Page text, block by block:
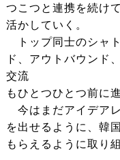
つこつと連携を続け
活かしていく。
トップ同士のシャ
ド、アウトバウンド
交流
もひとつひとつ前に
今はまだアイデア
を出せるように、韓
もらえるように取り